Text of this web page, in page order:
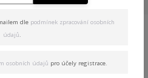
Hoodie
dle podmínek zpracování osobních
údajů.
osobních údajů pro účely registrace.